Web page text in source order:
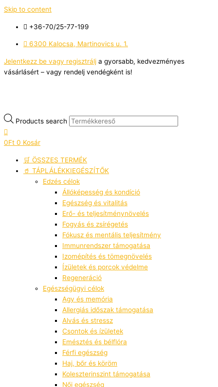
Skip to content
+36-70/25-77-199
6300 Kalocsa, Martinovics u. 1.
Jelentkezz be vagy regisztrálj a gyorsabb, kedvezményes
vásárlásért – vagy rendelj vendégként is!
Products search
0Ft 0 Kosár
🛒 ÖSSZES TERMÉK
🥤 TÁPLÁLÉKKIEGÉSZÍTŐK
Edzés célok
Állóképesség és kondíció
Egészség és vitalitás
Erő- és teljesítménynövelés
Fogyás és zsírégetés
Fókusz és mentális teljesítmény
Immunrendszer támogatása
Izomépítés és tömegnövelés
Ízületek és porcok védelme
Regeneráció
Egészségügyi célok
Agy és memória
Allergiás időszak támogatása
Alvás és stressz
Csontok és ízületek
Emésztés és bélflóra
Férfi egészség
Haj, bőr és köröm
Koleszterinszint támogatása
Női egészség